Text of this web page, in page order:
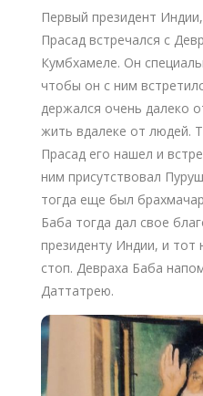
Первый президент
Прасад встречался с
Кумбхамеле. Он
чтобы он с ним
держался очень далеко
жить вдалеке от людей.
Прасад его нашел и
ним присутствовал
тогда еще был
Баба тогда дал свое
президенту Индии, и
стоп. Девраха Баба
Даттатрею.